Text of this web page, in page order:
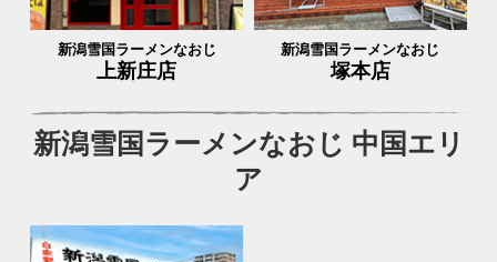
新潟雪国ラーメンなおじ
上新庄店
新潟雪国ラーメンなおじ
塚本店
新潟雪国ラーメンなおじ 中国エリ
ア